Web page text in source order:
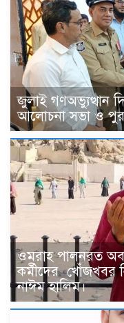
জুলাই গণঅভ্যুত্থান
আলোচনা সভা ও
ওমরাহ পালনরত
কর্মীদের খোঁজখবর
নাঈম হালিম।